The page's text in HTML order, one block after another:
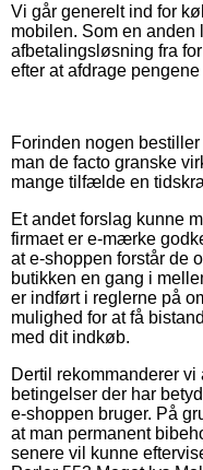
Vi går generelt ind for
mobilen. Som en anden
afbetalingsløsning fra
efter at afdrage
Forinden nogen
man de facto granske
mange tilfælde en
Et andet forslag kunne
firmaet er e-mærke
at e-shoppen forstår de
butikken en gang i
er indført i reglerne på
mulighed for at få
med dit indkøb.
Dertil rekommanderer
betingelser der har
e-shoppen bruger. På
at man permanent
senere vil kunne